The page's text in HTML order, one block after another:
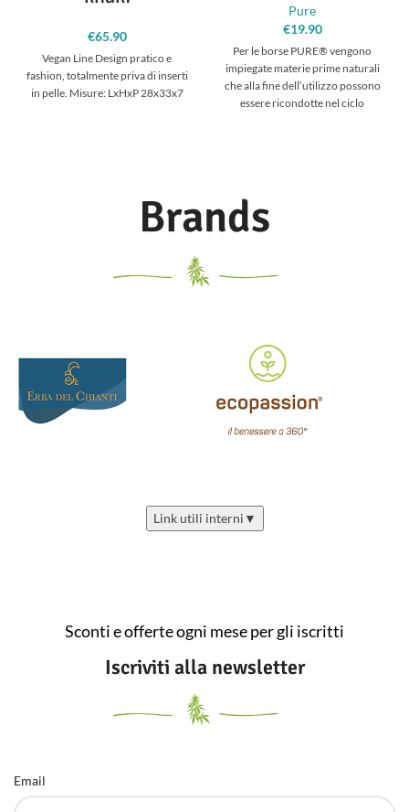
€65.90
Vegan Line Design pratico e
fashion, totalmente priva di inserti
in pelle. Misure: LxHxP 28x33x7
Pure
€19.90
Per le borse PURE® vengono
impiegate materie prime naturali
che alla fine dell’utilizzo possono
essere ricondotte nel ciclo
Scegliendo gli articoli in tessuto
naturale PURE®, avete optato per
tessuto sintetico ottenuto dalla
Brands
Link utili interni ▼
Sconti e offerte ogni mese per gli iscritti
Iscriviti alla newsletter
Email